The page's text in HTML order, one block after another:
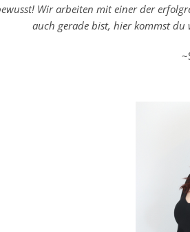
Wir arbeiten mit einer der
auch gerade bist, hier kommst